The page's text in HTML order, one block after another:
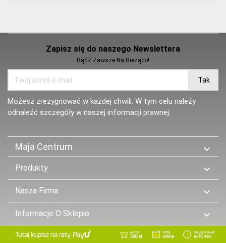
Zapisz się do naszego Newslettera
Bądź Zawsze Na Bieżąco!
Możesz zrezygnować w każdej chwili. W tym celu należy
odnaleźć szczegóły w naszej informacji prawnej.
Maja Centrum 
Produkty 
Nasza Firma 
Informacje O Sklepie 